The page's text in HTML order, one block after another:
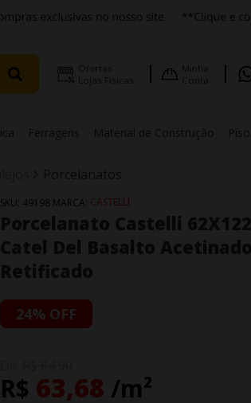
Ofertas
Conta
SKU: 49198 MARCA: CASTELLI
24% OFF
R$ 63,68 /m²